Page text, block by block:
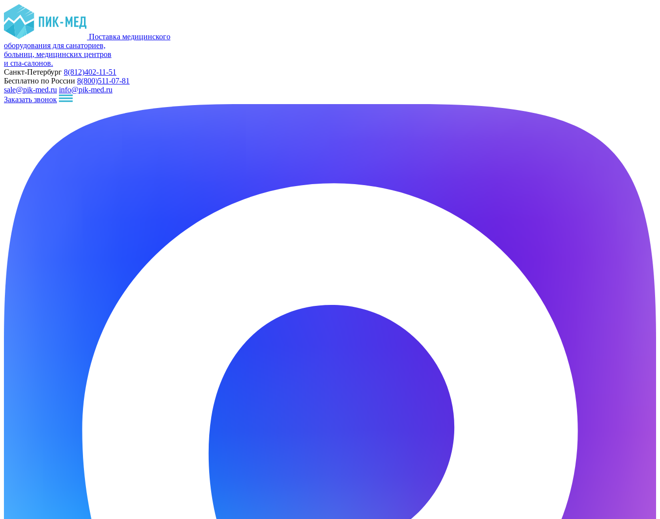
Поставка медицинского
оборудования для санаториев,
больниц, медицинских центров
и спа-салонов.
Санкт-Петербург 8(812)402-11-51
Бесплатно по России 8(800)511-07-81
sale@pik-med.ru info@pik-med.ru
Заказать звонок